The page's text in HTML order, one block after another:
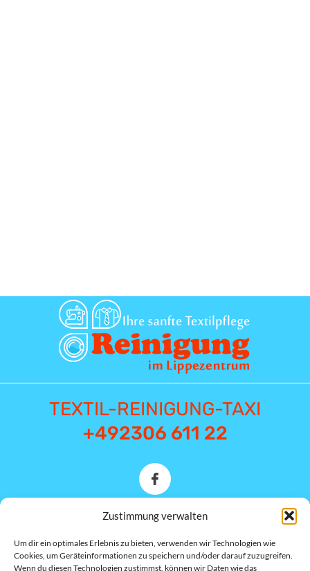
Zustimmung verwalten
Um dir ein optimales Erlebnis zu bieten, verwenden wir Technologien wie
Cookies, um Geräteinformationen zu speichern und/oder darauf zuzugreifen.
Wenn du diesen Technologien zustimmst, können wir Daten wie das
TEXTIL-REINIGUNG-TAXI
+492306 611 22
Lünen